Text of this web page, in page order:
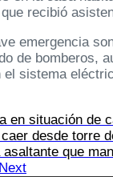
recibió
emergencia
de bomberos,
sistema
en situación de
desde torre
asaltante que
Next